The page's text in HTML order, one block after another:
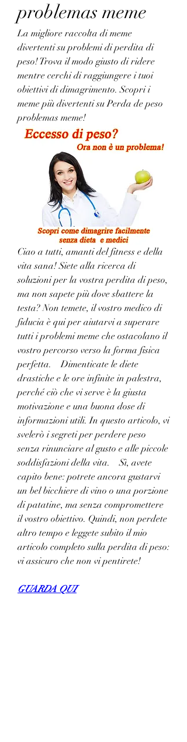
problemas meme
La migliore raccolta di meme
divertenti su problemi di perdita di
peso! Trova il modo giusto di ridere
mentre cerchi di raggiungere i tuoi
obiettivi di dimagrimento. Scopri i
meme più divertenti su Perda de peso
problemas meme!
Ciao a tutti, amanti del fitness e della
vita sana! Siete alla ricerca di
soluzioni per la vostra perdita di peso,
ma non sapete più dove sbattere la
testa? Non temete, il vostro medico di
fiducia è qui per aiutarvi a superare
tutti i problemi meme che ostacolano il
vostro percorso verso la forma fisica
perfetta.    Dimenticate le diete
drastiche e le ore infinite in palestra,
perché ciò che vi serve è la giusta
motivazione e una buona dose di
informazioni utili. In questo articolo, vi
svelerò i segreti per perdere peso
senza rinunciare al gusto e alle piccole
soddisfazioni della vita.    Sì, avete
capito bene: potrete ancora gustarvi
un bel bicchiere di vino o una porzione
di patatine, ma senza compromettere
il vostro obiettivo. Quindi, non perdete
altro tempo e leggete subito il mio
articolo completo sulla perdita di peso:
vi assicuro che non vi pentirete!
GUARDA QUI